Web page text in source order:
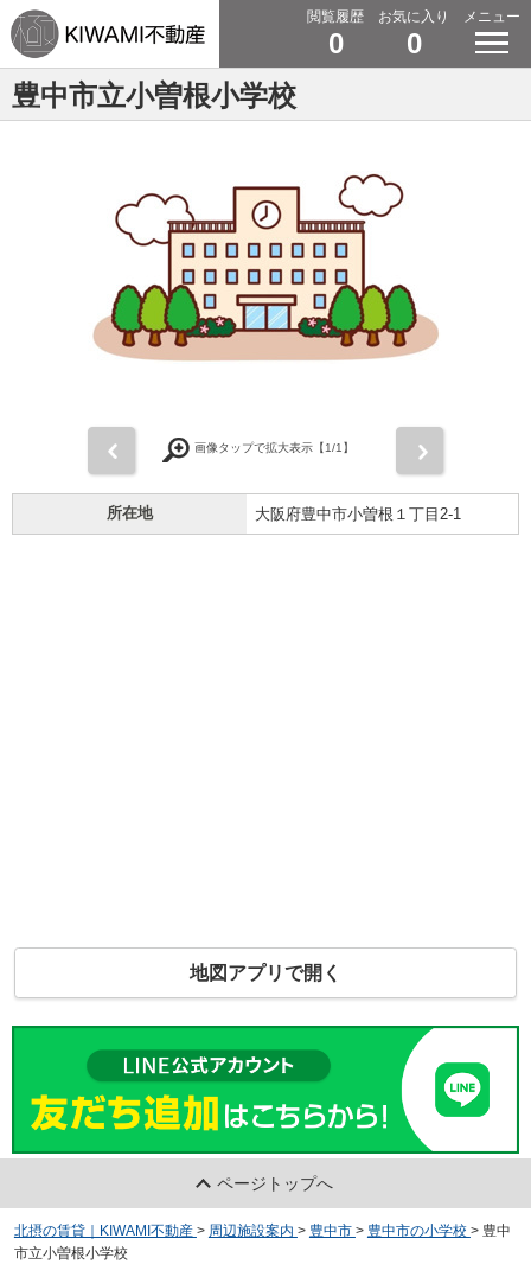
閲覧履歴
0
お気に入り
0
メニュー
豊中市立小曽根小学校
画像タップで拡大表示【1/1】
所在地 大阪府豊中市小曽根１丁目2-1
地図アプリで開く
ページトップへ
北摂の賃貸｜KIWAMI不動産 > 周辺施設案内 > 豊中市 > 豊中市の小学校 > 豊中
市立小曽根小学校